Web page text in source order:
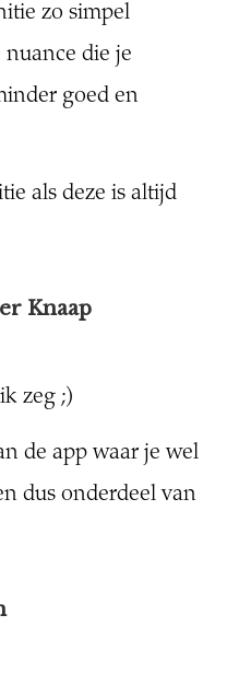
zo simpel
die je
goed en
als deze is altijd
Knaap
zeg ;)
de app waar je wel
dus onderdeel van